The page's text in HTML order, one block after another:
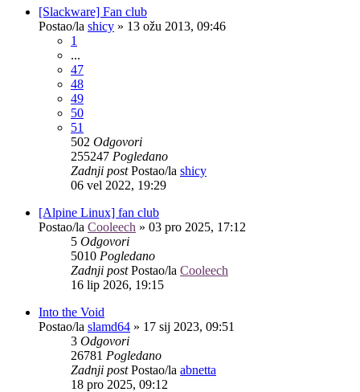
[Slackware] Fan club
Postao/la shicy » 13 ožu 2013, 09:46
1
...
47
48
49
50
51
502 Odgovori
255247 Pogledano
Zadnji postPostao/la shicy
06 vel 2022, 19:29
[Alpine Linux] fan club
Postao/la Cooleech » 03 pro 2025, 17:12
5 Odgovori
5010 Pogledano
Zadnji postPostao/la Cooleech
16 lip 2026, 19:15
Into the Void
Postao/la slamd64 » 17 sij 2023, 09:51
3 Odgovori
26781 Pogledano
Zadnji postPostao/la abnetta
18 pro 2025, 09:12